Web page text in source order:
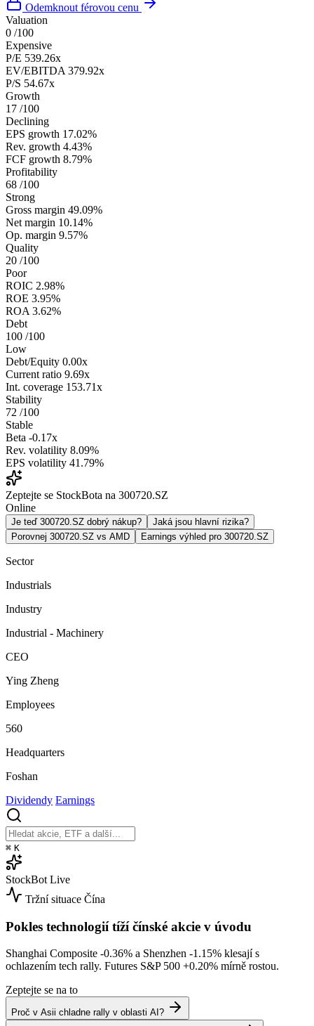
Odemknout férovou cenu
Valuation
0 /100
Expensive
P/E 539.26x
EV/EBITDA 379.92x
P/S 54.67x
Growth
17 /100
Declining
EPS growth 17.02%
Rev. growth 4.43%
FCF growth 8.79%
Profitability
68 /100
Strong
Gross margin 49.09%
Net margin 10.14%
Op. margin 9.57%
Quality
20 /100
Poor
ROIC 2.98%
ROE 3.95%
ROA 3.62%
Debt
100 /100
Low
Debt/Equity 0.00x
Current ratio 9.69x
Int. coverage 153.71x
Stability
72 /100
Stable
Beta -0.17x
Rev. volatility 8.09%
EPS volatility 41.79%
Zeptejte se StockBota na 300720.SZ
Online
Je teď 300720.SZ dobrý nákup?
Jaká jsou hlavní rizika?
Porovnej 300720.SZ vs AMD
Earnings výhled pro 300720.SZ
Sector
Industrials
Industry
Industrial - Machinery
CEO
Ying Zheng
Employees
560
Headquarters
Foshan
Dividendy Earnings
⌘ K
StockBot Live
Tržní situace Čína
Pokles technologií tíží čínské akcie v úvodu
Shanghai Composite -0.36% a Shenzhen -1.15% klesají s
ochlazením tech rally. Futures S&P 500 +0.20% mírně rostou.
Zeptejte se na to
Proč v Asii chladne rally v oblasti AI?